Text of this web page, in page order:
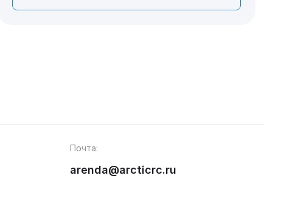
Почта:
arenda@arcticrc.ru